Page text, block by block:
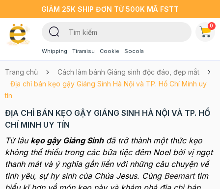
GIẢM 25K SHIP ĐƠN TỪ 500K MÃ FSTT
Whipping Tiramisu Cookie Socola
0
Trang chủ
Cách làm bánh Giáng sinh độc đáo, đẹp mắt
Địa chỉ bán kẹo gậy Giáng Sinh Hà Nội và TP. Hồ Chí Minh uy
tín
ĐỊA CHỈ BÁN KẸO GẬY GIÁNG SINH HÀ NỘI VÀ TP. HỒ
CHÍ MINH UY TÍN
Từ lâu kẹo gậy Giáng Sinhđã trở thành một thức kẹo
không thể thiếu trong các bữa tiệc đêm Noel bởi vị ngọt
thanh mát và ý nghĩa gắn liền với những câu chuyện về
tình yêu, sự hy sinh của Chúa Jesus. Cùng Beemarttìm